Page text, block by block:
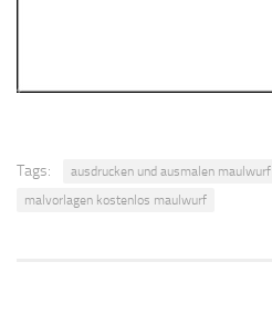
Tags:
ausdrucken und ausmalen maulwurf
malvorlagen kostenlos maulwurf